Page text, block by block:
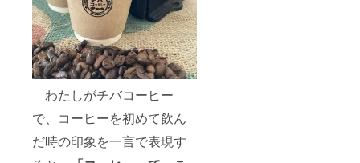
わたしがチバコーヒー
で、コーヒーを初めて飲ん
だ時の印象を一言で表現す